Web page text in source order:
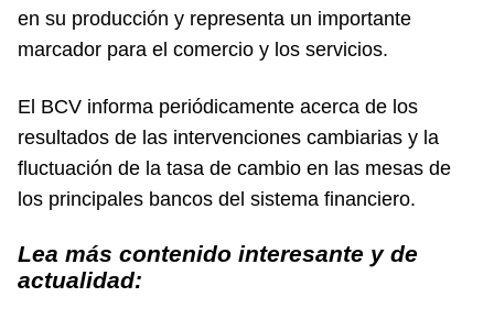
en su producción y representa un importante
marcador para el comercio y los servicios.
El BCV informa periódicamente acerca de los
resultados de las intervenciones cambiarias y la
fluctuación de la tasa de cambio en las mesas de
los principales bancos del sistema financiero.
Lea más contenido interesante y de
actualidad: